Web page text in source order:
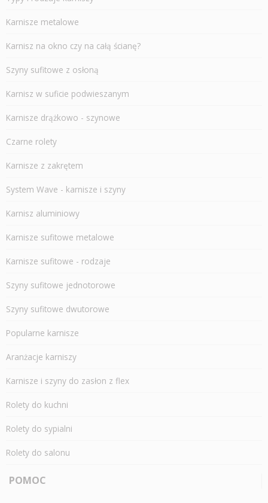
Karnisze metalowe
Karnisz na okno czy na całą ścianę?
Szyny sufitowe z osłoną
Karnisz w suficie podwieszanym
Karnisze drążkowo - szynowe
Czarne rolety
Karnisze z zakrętem
System Wave - karnisze i szyny
Karnisz aluminiowy
Karnisze sufitowe metalowe
Karnisze sufitowe - rodzaje
Szyny sufitowe jednotorowe
Szyny sufitowe dwutorowe
Popularne karnisze
Aranżacje karniszy
Karnisze i szyny do zasłon z flex
Rolety do kuchni
Rolety do sypialni
Rolety do salonu
POMOC